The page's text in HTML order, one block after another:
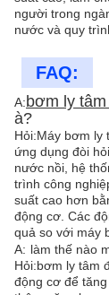
người trong
nước và quy
FAQ:
A:bơm ly
à?
Hỏi:Máy bơm ly
ứng dụng đòi
nước nồi, hệ
trình công
suất cao hơn
động cơ. Các
quả so với máy
A: làm thế nào
Hỏi:bơm ly tâm
động cơ để